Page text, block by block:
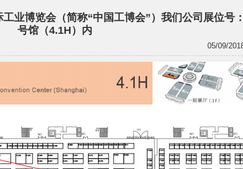
业博览会（简称“中国工博会”）我们公司展位号
号馆（4.1H）内
05/09/